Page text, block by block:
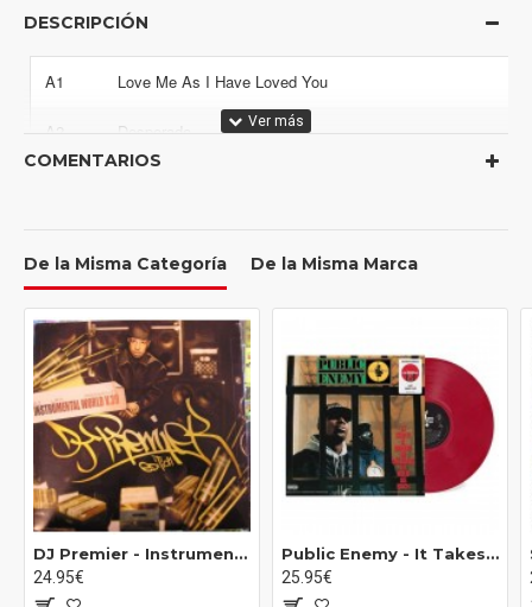
DESCRIPCIÓN
A1 Love Me As I Have Loved You
A2 Desperado
A5 Aliens Fighting Robots
B6 Vitamins
B7 Fight The Feeling
B9
COMENTARIOS
De la Misma Categoría De la Misma Marca
DJ Premier - Instrumental World V.39: DJ Lrm Edition (3x12")
24.95€
Public Enemy - It Takes A Nation Of Millions To Hold Us Back (LP - Limited Edition - Apple Red)
25.95€